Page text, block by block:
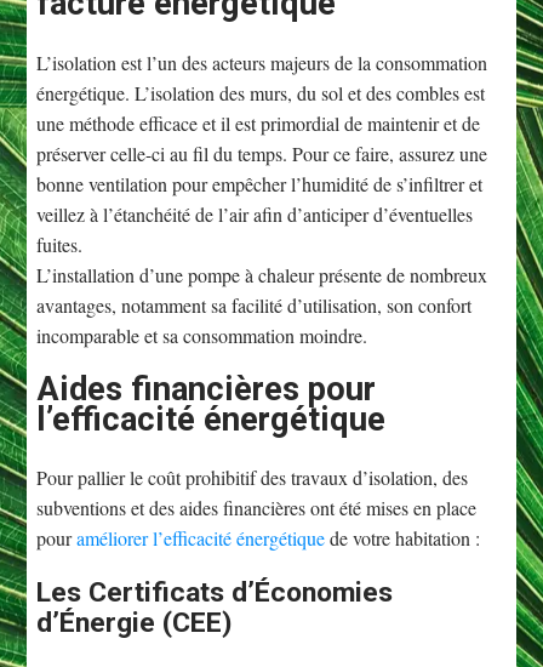
L’isolation est l’un des acteurs majeurs de la consommation
énergétique. L’isolation des murs, du sol et des combles est
une méthode efficace et il est primordial de maintenir et de
préserver celle-ci au fil du temps. Pour ce faire, assurez une
bonne ventilation pour empêcher l’humidité de s’infiltrer et
veillez à l’étanchéité de l’air afin d’anticiper d’éventuelles
fuites.
L’installation d’une pompe à chaleur présente de nombreux
avantages, notamment sa facilité d’utilisation, son confort
incomparable et sa consommation moindre.
Aides financières pour
l’efficacité énergétique
Pour pallier le coût prohibitif des travaux d’isolation, des
subventions et des aides financières ont été mises en place
pouraméliorer l’efficacité énergétiquede votre habitation :
Les Certificats d’Économies
d’Énergie (CEE)